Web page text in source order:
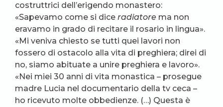
costruttrici dell’erigendo monastero:
«Sapevamo come si dice radiatore ma non
eravamo in grado di recitare il rosario in lingua».
«Mi veniva chiesto se tutti quei lavori non
fossero di ostacolo alla vita di preghiera; direi di
no, siamo abituate a unire preghiera e lavoro».
«Nei miei 30 anni di vita monastica – prosegue
madre Lucia nel documentario della tv ceca –
ho ricevuto molte obbedienze. (…) Questa è